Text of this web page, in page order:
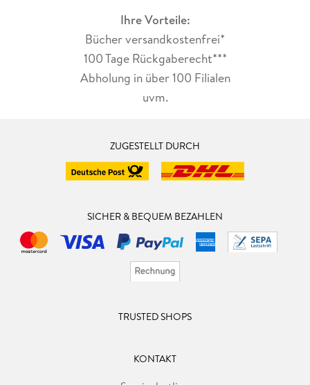
Ihre Vorteile:
Bücher versandkostenfrei*
100 Tage Rückgaberecht***
Abholung in über 100 Filialen
uvm.
ZUGESTELLT DURCH
SICHER & BEQUEM BEZAHLEN
TRUSTED SHOPS
KONTAKT